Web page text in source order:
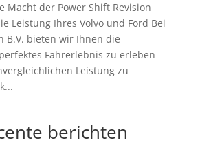
Macht der Power Shift Revision
Leistung Ihres Volvo und Ford Bei
B.V. bieten wir Ihnen die
Fahrerlebnis zu erleben
Leistung zu
berichten